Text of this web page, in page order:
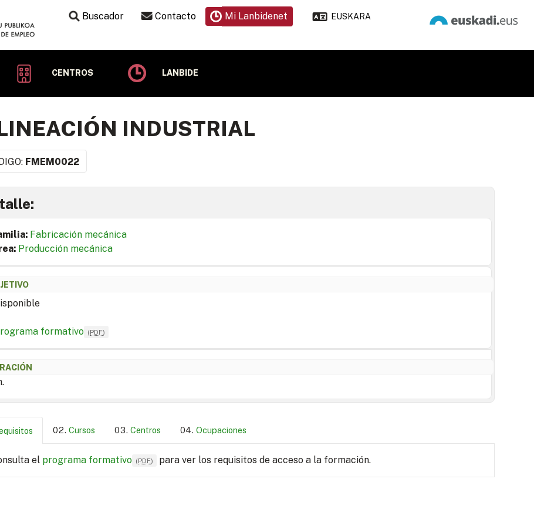
Buscador Contacto Mi Lanbidenet EUSKARA
CENTROS LANBIDE
INDUSTRIAL
FMEM0022
Fabricación mecánica
Producción mecánica
formativo (PDF)
Cursos Centros Ocupaciones
el programa formativo (PDF) para ver los requisitos de acceso a la formación.